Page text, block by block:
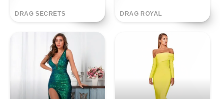
DRAG SECRETS DRAG ROYAL